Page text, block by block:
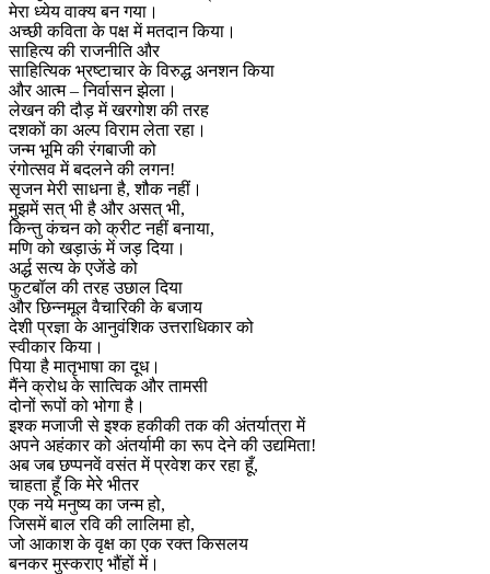
मेरा ध्येय वाक्य बन गया।
अच्छी कविता के पक्ष में मतदान किया।
साहित्य की राजनीति और
साहित्यिक भ्रष्टाचार के विरुद्ध अनशन किया
और आत्म – निर्वासन झेला।
लेखन की दौड़ में खरगोश की तरह
दशकों का अल्प विराम लेता रहा।
जन्म भूमि की रंगबाजी को
रंगोत्सव में बदलने की लगन!
सृजन मेरी साधना है, शौक नहीं।
मुझमें सत् भी है और असत् भी,
किन्तु कंचन को क्रीट नहीं बनाया,
मणि को खड़ाऊं में जड़ दिया।
अर्द्ध सत्य के एजेंडे को
फुटबॉल की तरह उछाल दिया
और छिन्नमूल वैचारिकी के बजाय
देशी प्रज्ञा के आनुवंशिक उत्तराधिकार को
स्वीकार किया।
पिया है मातृभाषा का दूध।
मैंने क्रोध के सात्विक और तामसी
दोनों रूपों को भोगा है।
इश्क मजाजी से इश्क हकीकी तक की अंतर्यात्रा में
अपने अहंकार को अंतर्यामी का रूप देने की उद्यमिता!
अब जब छप्पनवें वसंत में प्रवेश कर रहा हूँ,
चाहता हूँ कि मेरे भीतर
एक नये मनुष्य का जन्म हो,
जिसमें बाल रवि की लालिमा हो,
जो आकाश के वृक्ष का एक रक्त किसलय
बनकर मुस्कराए भौंहों में।